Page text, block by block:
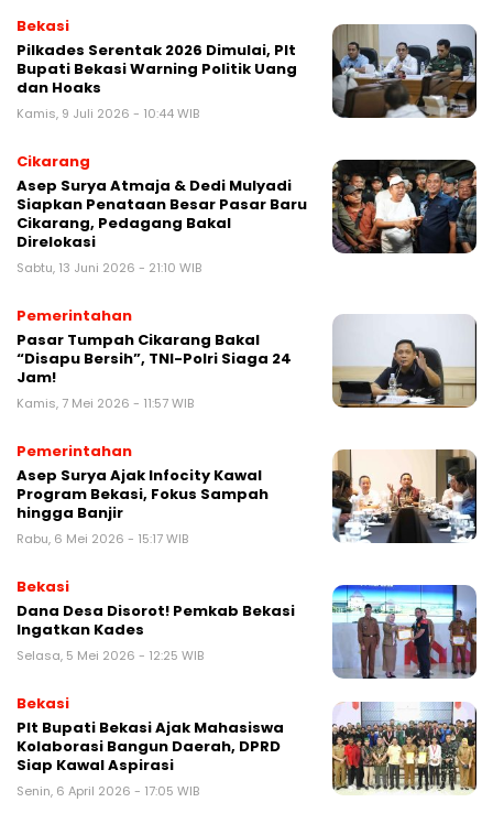
Bekasi
Pilkades Serentak 2026 Dimulai, Plt
Bupati Bekasi Warning Politik Uang
dan Hoaks
Kamis, 9 Juli 2026 - 10:44 WIB
Cikarang
Asep Surya Atmaja & Dedi Mulyadi
Siapkan Penataan Besar Pasar Baru
Cikarang, Pedagang Bakal
Direlokasi
Sabtu, 13 Juni 2026 - 21:10 WIB
Pemerintahan
Pasar Tumpah Cikarang Bakal
“Disapu Bersih”, TNI-Polri Siaga 24
Jam!
Kamis, 7 Mei 2026 - 11:57 WIB
Pemerintahan
Asep Surya Ajak Infocity Kawal
Program Bekasi, Fokus Sampah
hingga Banjir
Rabu, 6 Mei 2026 - 15:17 WIB
Bekasi
Dana Desa Disorot! Pemkab Bekasi
Ingatkan Kades
Selasa, 5 Mei 2026 - 12:25 WIB
Bekasi
Plt Bupati Bekasi Ajak Mahasiswa
Kolaborasi Bangun Daerah, DPRD
Siap Kawal Aspirasi
Senin, 6 April 2026 - 17:05 WIB